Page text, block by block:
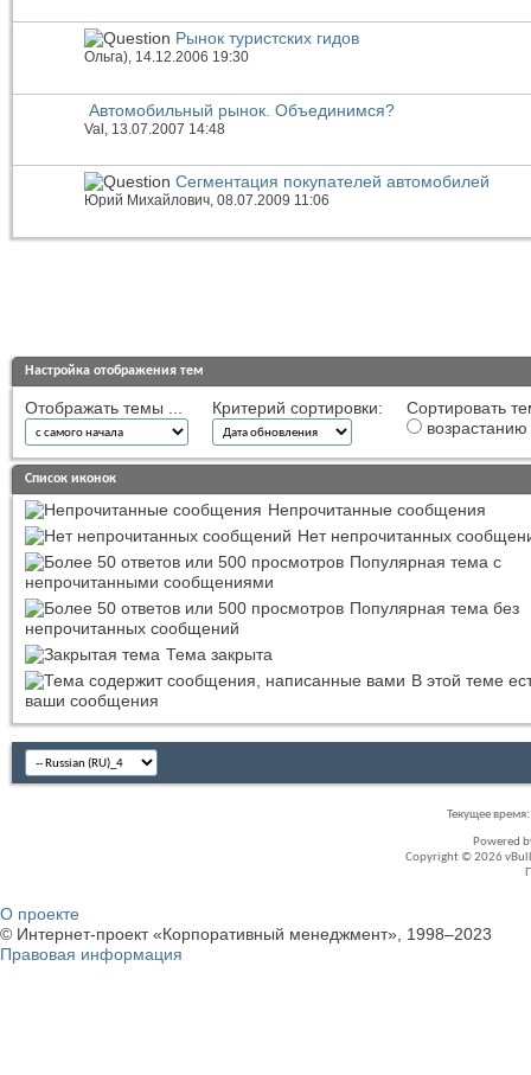
Рынок туристских гидов
Ольга), 14.12.2006 19:30
Автомобильный рынок. Объединимся?
Val , 13.07.2007 14:48
Сегментация покупателей автомобилей
Юрий Михайлович, 08.07.2009 11:06
Настройка отображения тем
Отображать темы ... Критерий сортировки:
Сортировать
возрастанию
Список иконок
Непрочитанные сообщения
Нет непрочитанных
Популярная тема с
непрочитанными сообщениями
Популярная тема без
непрочитанных сообщений
Тема закрыта
В этой теме
ваши сообщения
Текущее время:
Powered
Copyright © 2026
О проекте
© Интернет-проект «Корпоративный менеджмент», 1998–2023
Правовая информация